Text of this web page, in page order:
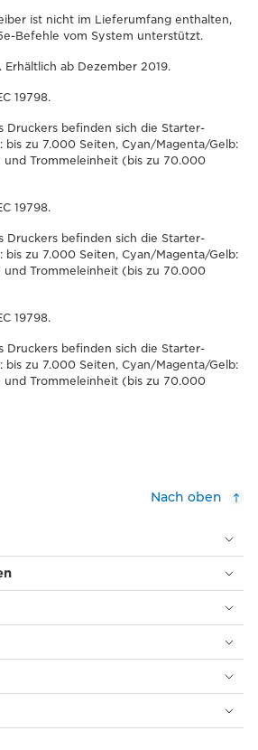
ist nicht im Lieferumfang enthalten,
Befehle vom System unterstützt.
ab Dezember 2019.
19798.
Druckers befinden sich die Starter-
bis zu 7.000 Seiten, Cyan/Magenta/Gelb:
und Trommeleinheit (bis zu 70.000
19798.
Druckers befinden sich die Starter-
bis zu 7.000 Seiten, Cyan/Magenta/Gelb:
und Trommeleinheit (bis zu 70.000
19798.
Druckers befinden sich die Starter-
bis zu 7.000 Seiten, Cyan/Magenta/Gelb:
und Trommeleinheit (bis zu 70.000
Nach oben